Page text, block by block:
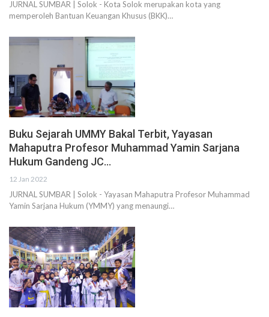
JURNAL SUMBAR | Solok - Kota Solok merupakan kota yang
memperoleh Bantuan Keuangan Khusus (BKK)…
Buku Sejarah UMMY Bakal Terbit, Yayasan
Mahaputra Profesor Muhammad Yamin Sarjana
Hukum Gandeng JC…
12 Jan 2022
JURNAL SUMBAR | Solok - Yayasan Mahaputra Profesor Muhammad
Yamin Sarjana Hukum (YMMY) yang menaungi…